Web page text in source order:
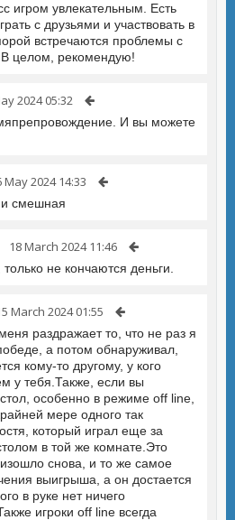
игром увлекательным. Есть
с друзьями и участвовать в
встречаются проблемы с
целом, рекомендую!
2024 05:32
И вы можете
May 2024 14:33
смешная
18 March 2024 11:46
не кончаются деньги.
March 2024 01:55
раздражает то, что не раз я
а потом обнаруживал,
кому-то другому, у кого
у тебя.Также, если вы
особенно в режиме off line,
мере одного так
который играл еще за
в той же комнате.Это
снова, и то же самое
выигрыша, а он достается
в руке нет ничего
игроки off line всегда